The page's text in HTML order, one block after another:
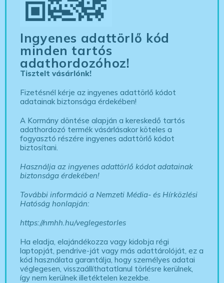
Ingyenes adattörlő kód
minden tartós
adathordozóhoz!
Tisztelt vásárlónk!
Fizetésnél kérje az ingyenes adattörlő kódot
adatainak biztonsága érdekében!
A Kormány döntése alapján a kereskedő tartós
adathordozó termék vásárlásakor köteles a
fogyasztó részére ingyenes adattörlő kódot
biztosítani.
Használja az ingyenes adattörlő kódot adatainak
biztonsága érdekében!
További információ a Nemzeti Média- és Hírközlési
Hatóság honlapján:
https://nmhh.hu/veglegestorles
Ha eladja, elajándékozza vagy kidobja régi
laptopját, pendrive-ját vagy más adattárolóját, ez a
kód használata garantálja, hogy személyes adatai
véglegesen, visszaállíthatatlanul törlésre kerülnek,
így nem kerülnek illetéktelen kezekbe.